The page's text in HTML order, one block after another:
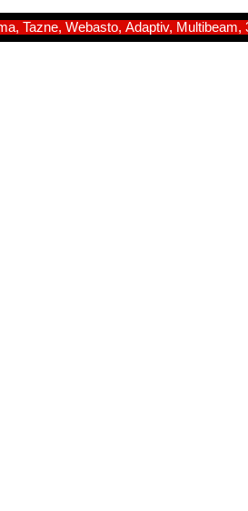
Webasto, Adaptiv,